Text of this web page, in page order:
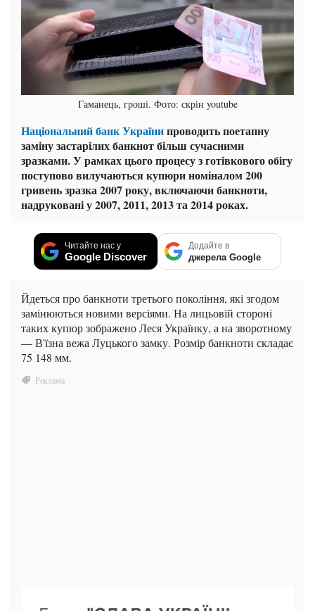
Гаманець, гроші. Фото: скрін youtube
Національний банк Українипроводить поетапну
заміну застарілих банкнот більш сучасними
зразками. У рамках цього процесу з готівкового обігу
поступово вилучаються купюри номіналом 200
гривень зразка 2007 року, включаючи банкноти,
надруковані у 2007, 2011, 2013 та 2014 роках.
Читайте нас у
Google Discover
Додайте в
джерела Google
Йдеться про банкноти третього покоління, які згодом
замінюються новими версіями. На лицьовій стороні
таких купюр зображено Леся Українку, а на зворотному
— В'їзна вежа Луцького замку. Розмір банкноти складає
75 148 мм.